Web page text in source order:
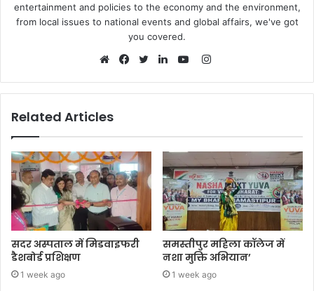
entertainment and policies to the economy and the environment,
from local issues to national events and global affairs, we've got
you covered.
Instagram
Related Articles
सदर अस्पताल में मिडवाइफरी
डैशबोर्ड प्रशिक्षण
1 week ago
समस्तीपुर महिला कॉलेज में
नशा मुक्ति अभियान’
1 week ago